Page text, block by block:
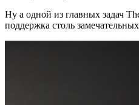
Ну а одной из главных задач
поддержка столь